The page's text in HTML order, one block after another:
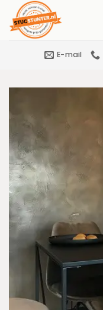
naar
inhoud
E-mail